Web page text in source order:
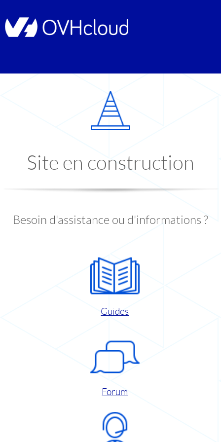
Site en construction
Besoin d'assistance ou d'informations ?
Guides
Forum